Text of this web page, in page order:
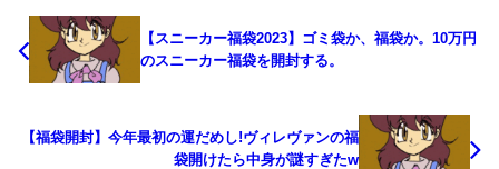
【スニーカー福袋2023】ゴミ袋か、福袋か。10万円
のスニーカー福袋を開封する。
【福袋開封】今年最初の運だめし!ヴィレヴァンの福
袋開けたら中身が謎すぎたw